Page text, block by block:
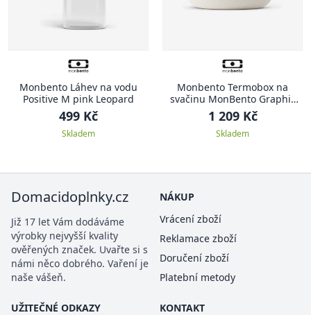
Monbento Láhev na vodu
Positive M pink Leopard
499 Kč
Skladem
Monbento Termobox na
svačinu MonBento Graphic
Plume, krémová
1 209 Kč
Skladem
Domacidoplnky.cz
Již 17 let Vám dodáváme
výrobky nejvyšší kvality
ověřených značek. Uvařte si s
námi něco dobrého. Vaření je
naše vášeň.
NÁKUP
Vrácení zboží
Reklamace zboží
Doručení zboží
Platební metody
UŽITEČNÉ ODKAZY
KONTAKT